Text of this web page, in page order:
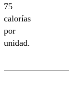
75
calorías
por
unidad.